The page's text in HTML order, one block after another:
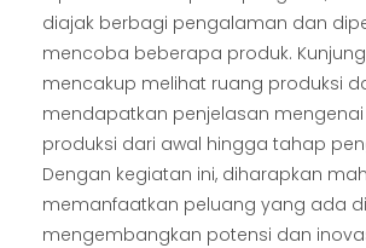
diajak berbagi pengalaman dan
mencoba beberapa produk.
mencakup melihat ruang produksi
mendapatkan penjelasan
produksi dari awal hingga tahap
Dengan kegiatan ini, diharapkan
memanfaatkan peluang yang ada di
mengembangkan potensi dan